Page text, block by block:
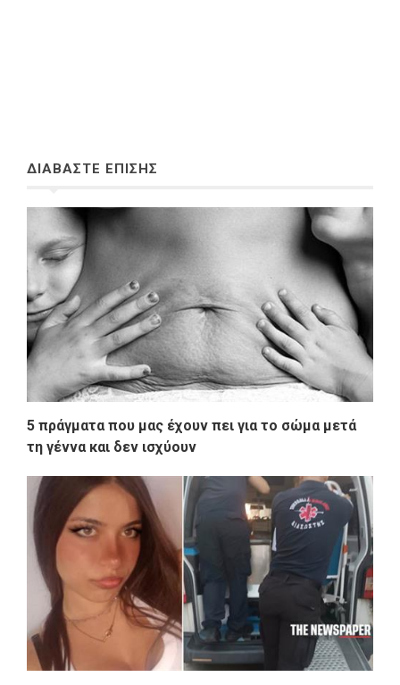
ΔΙΑΒΑΣΤΕ ΕΠΙΣΗΣ
5 πράγματα που μας έχουν πει για το σώμα μετά
τη γέννα και δεν ισχύουν